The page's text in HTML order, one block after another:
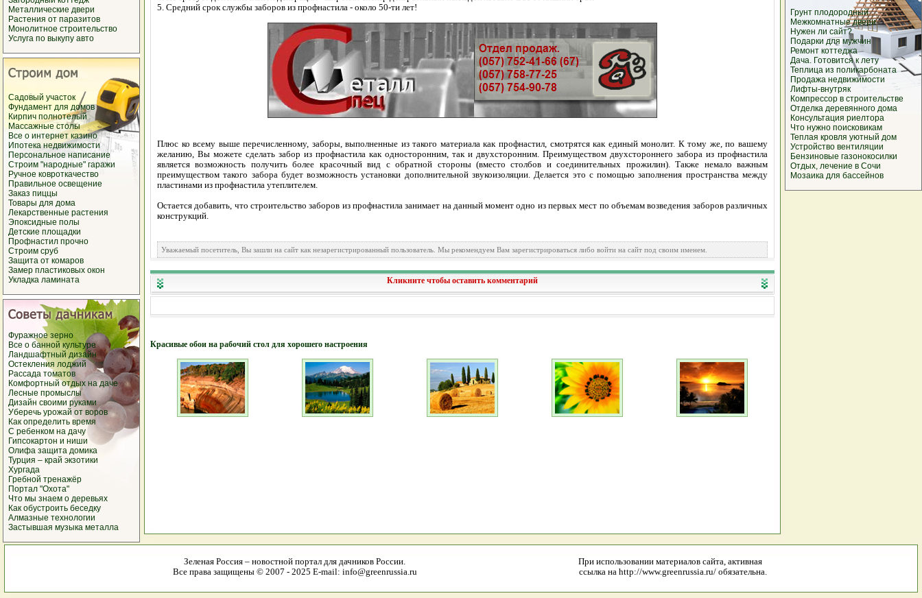
Металлические двери
Растения от паразитов
Монолитное строительство
Услуга по выкупу авто
Садовый участок
Фундамент для домов
Кирпич полнотелый
Массажные столы
Все о интернет казино
Ипотека недвижимости
Персональное написание
Строим "народные" гаражи
Ручное ковроткачество
Правильное освещение
Заказ пиццы
Товары для дома
Лекарственные растения
Эпоксидные полы
Детские площадки
Профнастил прочно
Строим сруб
Защита от комаров
Замер пластиковых окон
Укладка ламината
Фуражное зерно
Все о банной культуре
Ландшафтный дизайн
Остекления лоджий
Рассада томатов
Комфортный отдых на даче
Лесные промыслы
Дизайн своими руками
Уберечь урожай от воров
Как определить время
С ребенком на дачу
Гипсокартон и ниши
Олифа защита домика
Турция – край экзотики
Хургада
Гребной тренажёр
Портал "Охота"
Что мы знаем о деревьях
Как обустроить беседку
Алмазные технологии
Застывшая музыка металла
Грунт плодородный
Межкомнатные двери
Нужен ли сайт?
Подарки для мужчин
Ремонт коттеджа
Дача. Готовится к лету
Теплица из поликарбоната
Продажа недвижимости
Лифты-внутряк
Компрессор в строительстве
Отделка деревянного дома
Консультация риелтора
Что нужно поисковикам
Теплая кровля уютный дом
Устройство вентиляции
Бензиновые газонокосилки
Отдых, лечение в Сочи
Мозаика для бассейнов
5. Средний срок службы заборов из профнастила - около 50-ти лет!
Плюс ко всему выше перечисленному, заборы, выполненные из такого материала как профнастил, смотрятся как единый монолит. К тому же, по вашему
желанию, Вы можете сделать забор из профнастила как односторонним, так и двухсторонним. Преимуществом двухстороннего забора из профнастила
является возможность получить более красочный вид с обратной стороны (вместо столбов и соединительных прожилин). Также немало важным
преимуществом такого забора будет возможность установки дополнительной звукоизоляции. Делается это с помощью заполнения пространства между
пластинами из профнастила утеплителем.
Остается добавить, что строительство заборов из профнастила занимает на данный момент одно из первых мест по объемам возведения заборов различных
конструкций.
Уважаемый посетитель, Вы зашли на сайт как незарегистрированный пользователь. Мы рекомендуем Вам зарегистрироваться либо войти на сайт под своим именем.
Кликните чтобы оставить комментарий
Красивые обои на рабочий стол для хорошего настроения
Зеленая Россия – новостной портал для дачников России.
Все права защищены © 2007 - 2025 E-mail: info@greenrussia.ru
При использовании материалов сайта, активная
ссылка на http://www.greenrussia.ru/ обязательна.